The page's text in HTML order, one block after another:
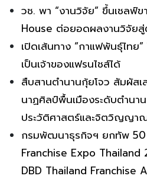
วช. พา “งานวิจัย” ขึ้นเชลฟ์
House ต่อยอดผลงานวิจัย
เปิดเส้นทาง “กาแฟพันธุ์ไทย
เป็นเจ้าของแฟรนไชส์ได้
สืบสานตำนานกุ้ยโจว สัมผัสเ
นาฏศิลป์พื้นเมืองระดับตำนา
ประวัติศาสตร์และจิตวิญญาณ
กรมพัฒนาธุรกิจฯ ยกทัพ 50
Franchise Expo Thailand
DBD Thailand Franchise